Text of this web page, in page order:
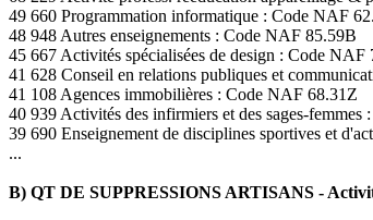
49 660 Programmation informatique : Code NAF
48 948 Autres enseignements : Code NAF 85.59B
45 667 Activités spécialisées de design : Code NAF
41 628 Conseil en relations publiques et
41 108 Agences immobilières : Code NAF 68.31Z
40 939 Activités des infirmiers et des sages-
39 690 Enseignement de disciplines sportives et
...
B) QT DE SUPPRESSIONS ARTISANS -